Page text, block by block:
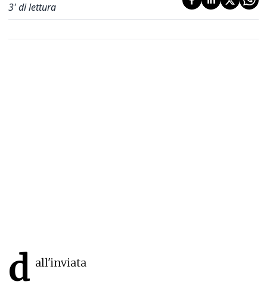
3' di lettura
d all'inviata